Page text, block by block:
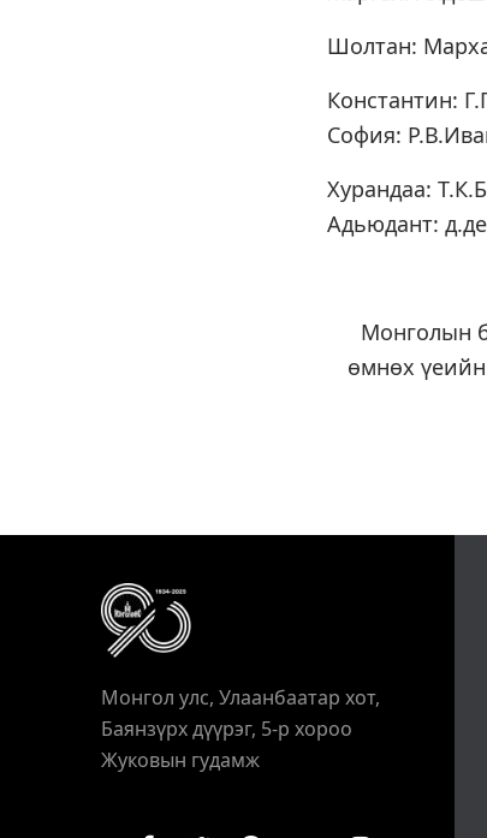
Шолтан:
Константин:
София:
Хурандаа:
Адьюдант:
Монголын
өмнөх
Монгол улс, Улаанбаатар хот,
Баянзүрх дүүрэг, 5-р хороо
Жуковын гудамж